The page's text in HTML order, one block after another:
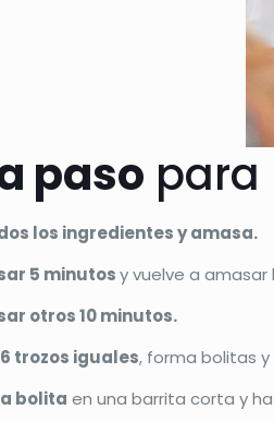
paso para
los ingredientes y amasa.
5 minutosy vuelve a
otros 10 minutos.
trozos iguales, forma bolitas
bolita en una barrita corta y